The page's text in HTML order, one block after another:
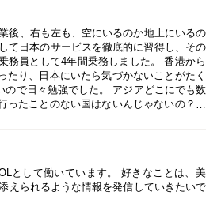
れたらと、あたらしい旅先の過ごし方を
る「女性らしい働き方」を模索中なので、
くり。家にいる時間は、なるべくクリエイ
力、旅のおもしろさなどをお伝えできれば
後、右も左も、空にいるのか地上にいるの
て日本のサービスを徹底的に習得し、その
務員として4年間乗務しました。 香港から
たり、日本にいたら気づかないことがたく
で日々勉強でした。 アジアどこにでも数
たことのない国はないんじゃないの？」
として働いています。 好きなことは、美
えられるような情報を発信していきたいで